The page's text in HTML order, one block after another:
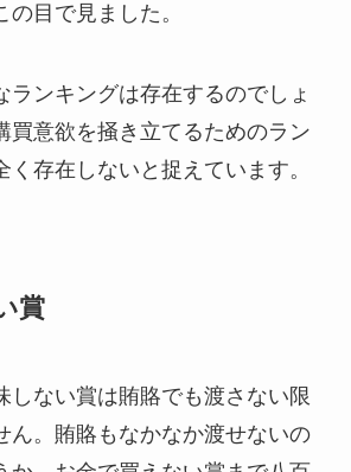
目で見ました。
ランキングは存在するのでしょ
買意欲を掻き立てるためのラン
く存在しないと捉えています。
賞
しない賞は賄賂でも渡さない限
ん。賄賂もなかなか渡せないの